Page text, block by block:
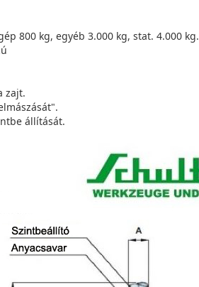
800 kg, egyéb 3.000 kg, stat. 4.000 kg.
zajt.
állítását.